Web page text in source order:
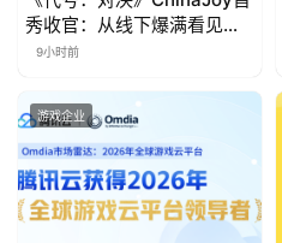
接
会
上
海
站
秀收官：从线下爆满看见玩
家的真实期待
9小时前
游戏企业